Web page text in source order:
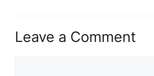
Leave a Comment